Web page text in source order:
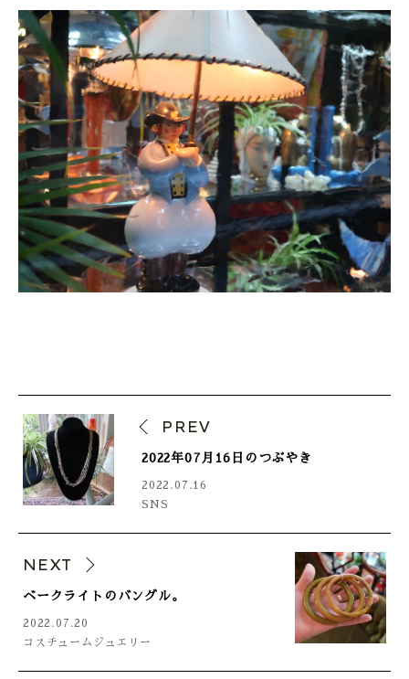
PREV
2022年07月16日のつぶやき
2022.07.16
SNS
NEXT
ベークライトのバングル。
2022.07.20
コスチュームジュエリー